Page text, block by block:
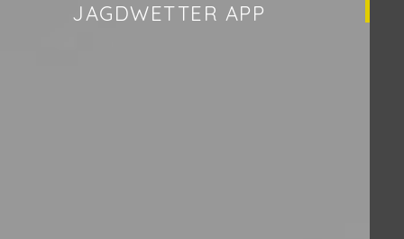
JAGDWETTER APP